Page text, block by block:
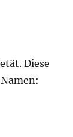
Diese